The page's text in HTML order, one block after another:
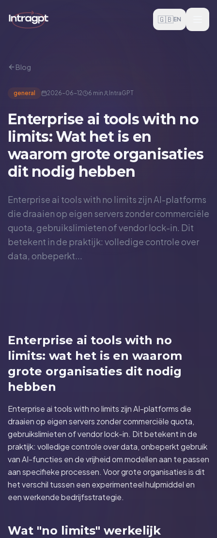
🇬🇧EN
Blog
general 2026-06-12 6 min IntraGPT
Enterprise ai tools with no
limits: Wat het is en
waarom grote organisaties
dit nodig hebben
Enterprise ai tools with no limits zijn AI-platforms
die draaien op eigen servers zonder commerciële
quota, gebruikslimieten of vendor lock-in. Dit
betekent in de praktijk: volledige controle over
data, onbeperkt...
Enterprise ai tools with no
limits: wat het is en waarom
grote organisaties dit nodig
hebben
Enterprise ai tools with no limits zijn AI-platforms die
draaien op eigen servers zonder commerciële quota,
gebruikslimieten of vendor lock-in. Dit betekent in de
praktijk: volledige controle over data, onbeperkt gebruik
van AI-functies en de vrijheid om modellen aan te passen
aan specifieke processen. Voor grote organisaties is dit
het verschil tussen een experimenteel hulpmiddel en
een werkende bedrijfsstrategie.
Wat "no limits" werkelijk